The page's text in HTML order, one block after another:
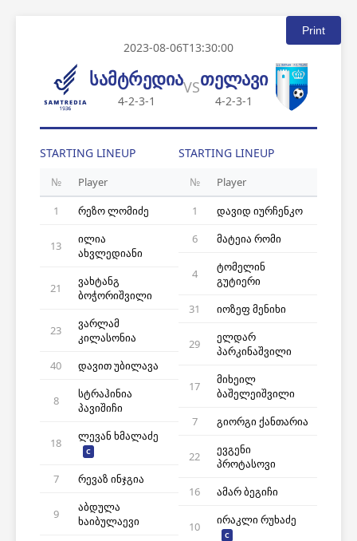
Print
2023-08-06T13:30:00
სამტრედია
4-2-3-1
VSთელავი
4-2-3-1
STARTING LINEUP
№
Player
1
რეზო ლომიძე
13
ილია
ახვლედიანი
21
ვახტანგ
ბოჭორიშვილი
23
ვარლამ
კილასონია
40
დავით უბილავა
8
სტრაჰინია
პავიშიჩი
18 ლევან ხმალაძე
C
7 რევაზ ინჯგია
9
აბდულა
ხაიბულაევი
STARTING LINEUP
№
Player
1
დავიდ იურჩენკო
6
მატეია რომი
4
ტომელინ
გუტიერი
31
იოზეფ მენიხი
29
ელდარ
პარკინაშვილი
17
მიხეილ
ბაშელეიშვილი
7
გიორგი ქანთარია
22
ევგენი
პროტასოვი
16
ამარ ბეგიჩი
10 ირაკლი რუხაძე
C